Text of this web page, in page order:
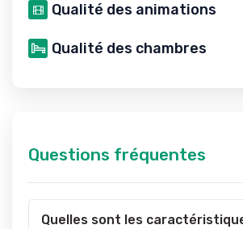
Qualité des animations
Qualité des chambres
Questions fréquentes
Quelles sont les